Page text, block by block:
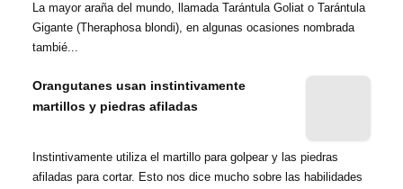
La mayor araña del mundo, llamada Tarántula Goliat o Tarántula
Gigante (Theraphosa blondi), en algunas ocasiones nombrada
tambié...
Orangutanes usan instintivamente
martillos y piedras afiladas
Instintivamente utiliza el martillo para golpear y las piedras
afiladas para cortar. Esto nos dice mucho sobre las habilidades